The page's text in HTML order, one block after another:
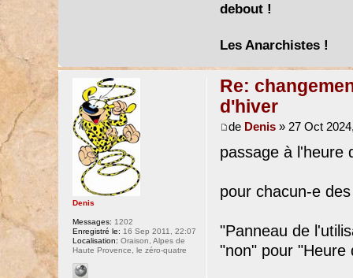
debout !
Les Anarchistes !
Re:
d'hiver
de Denis» 27 Oct
passage à l'heure
pour chacun-e
"Panneau de
"non" pour "Heure
Denis
Messages: 1202
Enregistré le: 16 Sep 2011, 22:07
Localisation: Oraison, Alpes de
Haute Provence, le zéro-quatre